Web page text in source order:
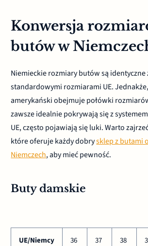
Konwersja
butów w
Niemieckie rozmiary butów są identyczne
standardowymi rozmiarami UE.
amerykański obejmuje połówki
zawsze idealnie pokrywają się z
UE, często pojawiają się luki. Warto
które oferuje każdy dobrysklep z butami
Niemczech, aby mieć pewność.
Buty damskie
UE/Niemcy 36 37 38